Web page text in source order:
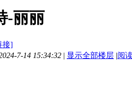
-丽丽
接]
7-14 15:34:32 | 显示全部楼层 |阅